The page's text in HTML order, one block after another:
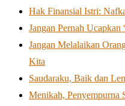
Hak Finansial Istri:
Jangan Pernah
Jangan Melalaikan
Kita
Saudaraku, Baik dan
Menikah, Penyempurna